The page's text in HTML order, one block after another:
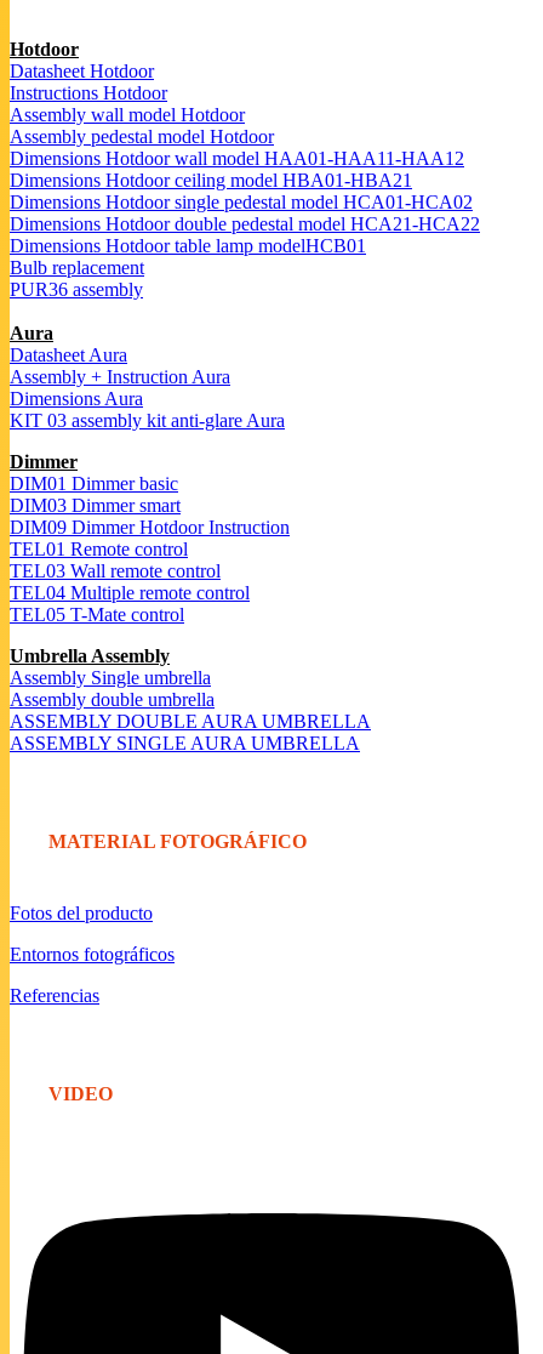
Hotdoor
Datasheet Hotdoor
Instructions Hotdoor
Assembly wall model Hotdoor
Assembly pedestal model Hotdoor
Dimensions Hotdoor wall model HAA01-HAA11-HAA12
Dimensions Hotdoor ceiling model HBA01-HBA21
Dimensions Hotdoor single pedestal model HCA01-HCA02
Dimensions Hotdoor double pedestal model HCA21-HCA22
Dimensions Hotdoor table lamp modelHCB01
Bulb replacement
PUR36 assembly
Aura
Datasheet Aura
Assembly + Instruction Aura
Dimensions Aura
KIT 03 assembly kit anti-glare Aura
Dimmer
DIM01 Dimmer basic
DIM03 Dimmer smart
DIM09 Dimmer Hotdoor Instruction
TEL01 Remote control
TEL03 Wall remote control
TEL04 Multiple remote control
TEL05 T-Mate control
Umbrella Assembly
Assembly Single umbrella
Assembly double umbrella
ASSEMBLY DOUBLE AURA UMBRELLA
ASSEMBLY SINGLE AURA UMBRELLA
MATERIAL FOTOGRÁFICO
Fotos del producto
Entornos fotográficos
Referencias
VIDEO